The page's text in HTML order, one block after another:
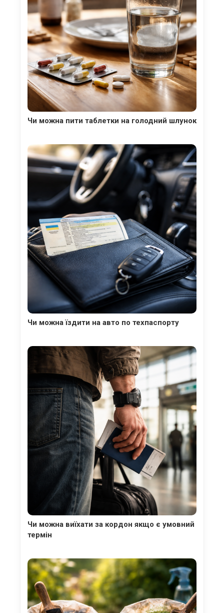
Чи можна пити таблетки на голодний шлунок
Чи можна їздити на авто по техпаспорту
Чи можна виїхати за кордон якщо є умовний
термін